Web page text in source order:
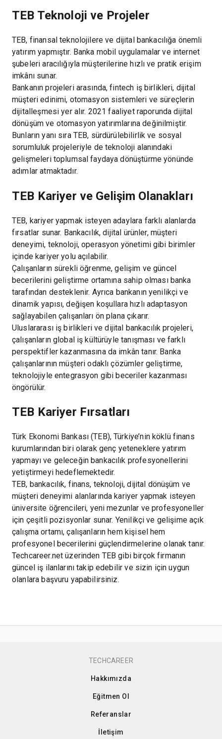
TEB Teknoloji ve Projeler
TEB, finansal teknolojilere ve dijital bankacılığa önemli
yatırım yapmıştır. Banka mobil uygulamalar ve internet
şubeleri aracılığıyla müşterilerine hızlı ve pratik erişim
imkânı sunar.
Bankanın projeleri arasında, fintech iş birlikleri, dijital
müşteri edinimi, otomasyon sistemleri ve süreçlerin
dijitalleşmesi yer alır. 2021 faaliyet raporunda dijital
dönüşüm ve otomasyon yatırımlarına değinilmiştir.
Bunların yanı sıra TEB, sürdürülebilirlik ve sosyal
sorumluluk projeleriyle de teknoloji alanındaki
gelişmeleri toplumsal faydaya dönüştürme yönünde
adımlar atmaktadır.
TEB Kariyer ve Gelişim Olanakları
TEB, kariyer yapmak isteyen adaylara farklı alanlarda
fırsatlar sunar. Bankacılık, dijital ürünler, müşteri
deneyimi, teknoloji, operasyon yönetimi gibi birimler
içinde kariyer yolu açılabilir.
Çalışanların sürekli öğrenme, gelişim ve güncel
becerilerini geliştirme ortamına sahip olması banka
tarafından desteklenir. Ayrıca bankanın yenilikçi ve
dinamik yapısı, değişen koşullara hızlı adaptasyon
sağlayabilen çalışanları ön plana çıkarır.
Uluslararası iş birlikleri ve dijital bankacılık projeleri,
çalışanların global iş kültürüyle tanışması ve farklı
perspektifler kazanmasına da imkân tanır. Banka
çalışanlarının müşteri odaklı çözümler geliştirme,
teknolojiyle entegrasyon gibi beceriler kazanması
öngörülür.
TEB Kariyer Fırsatları
Türk Ekonomi Bankası (TEB), Türkiye’nin köklü finans
kurumlarından biri olarak genç yeteneklere yatırım
yapmayı ve geleceğin bankacılık profesyonellerini
yetiştirmeyi hedeflemektedir.
TEB, bankacılık, finans, teknoloji, dijital dönüşüm ve
müşteri deneyimi alanlarında kariyer yapmak isteyen
üniversite öğrencileri, yeni mezunlar ve profesyoneller
için çeşitli pozisyonlar sunar. Yenilikçi ve gelişime açık
çalışma ortamı, çalışanların hem kişisel hem
profesyonel becerilerini güçlendirmelerine olanak tanır.
Techcareer.net üzerinden TEB gibi birçok firmanın
güncel iş ilanlarını takip edebilir ve sizin için uygun
olanlara başvuru yapabilirsiniz.
TECHCAREER
Hakkımızda
Eğitmen Ol
Referanslar
İletişim